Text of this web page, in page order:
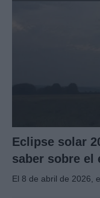
Eclipse solar
saber sobre el
El 8 de abril de 2026,